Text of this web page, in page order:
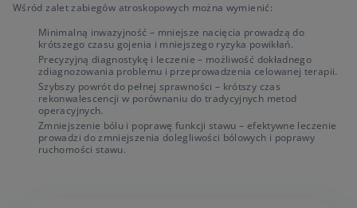
Wśród zalet zabiegów atroskopowych można wymienić:
Minimalną inwazyjność – mniejsze nacięcia prowadzą do
krótszego czasu gojenia i mniejszego ryzyka powikłań.
Precyzyjną diagnostykę i leczenie – możliwość dokładnego
zdiagnozowania problemu i przeprowadzenia celowanej terapii.
Szybszy powrót do pełnej sprawności – krótszy czas
rekonwalescencji w porównaniu do tradycyjnych metod
operacyjnych.
Zmniejszenie bólu i poprawę funkcji stawu – efektywne leczenie
prowadzi do zmniejszenia dolegliwości bólowych i poprawy
ruchomości stawu.